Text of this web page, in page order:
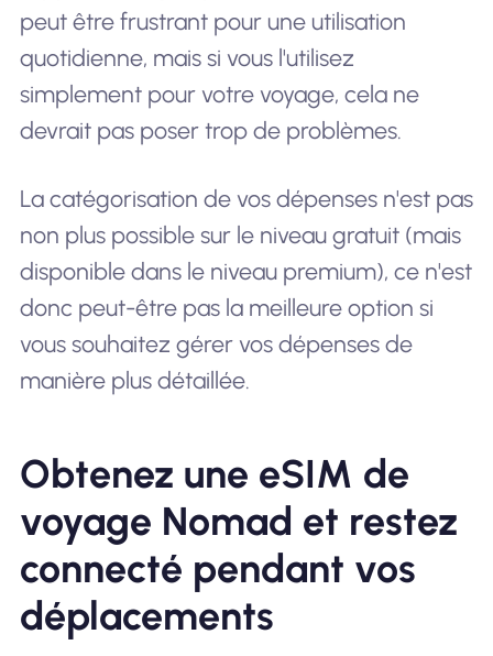
peut être frustrant pour une utilisation
quotidienne, mais si vous l'utilisez
simplement pour votre voyage, cela ne
devrait pas poser trop de problèmes.
La catégorisation de vos dépenses n'est pas
non plus possible sur le niveau gratuit (mais
disponible dans le niveau premium), ce n'est
donc peut-être pas la meilleure option si
vous souhaitez gérer vos dépenses de
manière plus détaillée.
Obtenez une eSIM de
voyage Nomad et restez
connecté pendant vos
déplacements